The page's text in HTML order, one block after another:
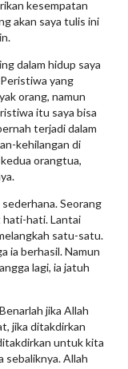
kesempatan
akan saya tulis ini
dalam hidup saya
yang
orang, namun
itu saya bisa
terjadi dalam
kehilangan di
orangtua,
Seorang
hati-hati. Lantai
satu-satu.
ia berhasil. Namun
lagi, ia jatuh
jika Allah
jika ditakdirkan
untuk kita
sebaliknya. Allah